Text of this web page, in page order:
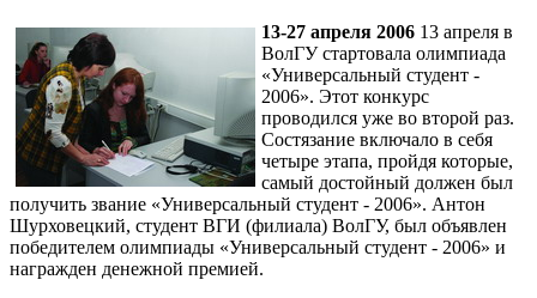
13-27 апреля 2006 13 апреля в
ВолГУ стартовала олимпиада
«Универсальный студент -
2006». Этот конкурс
проводился уже во второй раз.
Состязание включало в себя
четыре этапа, пройдя которые,
самый достойный должен был
получить звание «Универсальный студент - 2006». Антон
Шурховецкий, студент ВГИ (филиала) ВолГУ, был объявлен
победителем олимпиады «Универсальный студент - 2006» и
награжден денежной премией.